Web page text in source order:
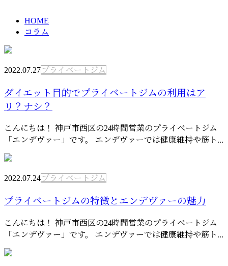
HOME
コラム
2022.07.27プライベートジム
ダイエット目的でプライベートジムの利用はア
リ？ナシ？
こんにちは！ 神戸市西区の24時間営業のプライベートジム
「エンデヴァー」です。 エンデヴァーでは健康維持や筋ト...
2022.07.24プライベートジム
プライベートジムの特徴とエンデヴァーの魅力
こんにちは！ 神戸市西区の24時間営業のプライベートジム
「エンデヴァー」です。 エンデヴァーでは健康維持や筋ト...